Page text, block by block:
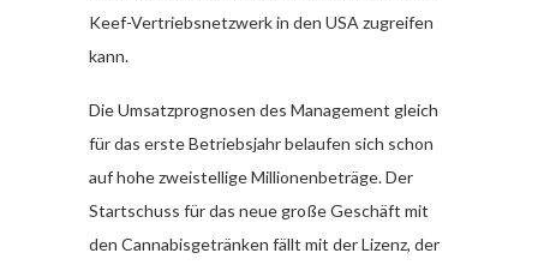
Keef-Vertriebsnetzwerk in den USA zugreifen
kann.
Die Umsatzprognosen des Management gleich
für das erste Betriebsjahr belaufen sich schon
auf hohe zweistellige Millionenbeträge. Der
Startschuss für das neue große Geschäft mit
den Cannabisgetränken fällt mit der Lizenz, der